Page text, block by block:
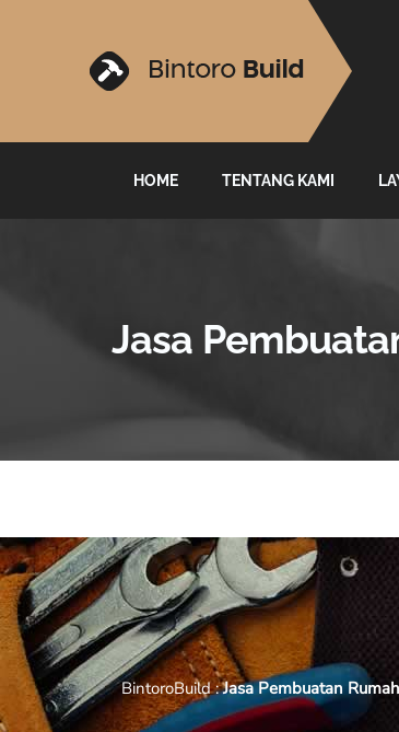
HOME TENTANG KAMI
Jasa
BintoroBuild :Jasa Pembuatan Rumah